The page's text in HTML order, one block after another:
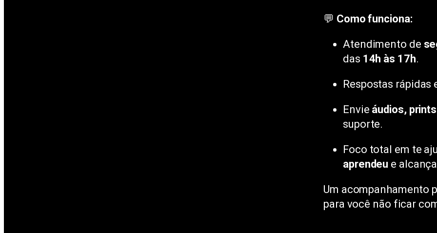
💬 Como funciona:
Atendimento de
das 14h às 17h.
Respostas rápidas
Envie áudios,
suporte.
Foco total em te
aprendeu e
Um acompanhamento
para você não ficar